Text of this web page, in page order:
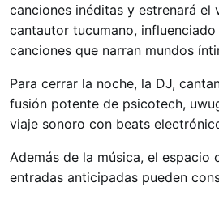
canciones inéditas y estrenará el
cantautor tucumano,
canciones que narran mundos
Para cerrar la noche, la DJ,
fusión potente de psicotech,
viaje sonoro con beats
Además de la música, el
entradas anticipadas pueden